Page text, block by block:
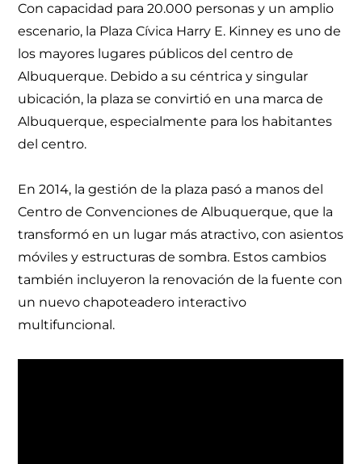
Con capacidad para 20.000 personas y un amplio
escenario, la Plaza Cívica Harry E. Kinney es uno de
los mayores lugares públicos del centro de
Albuquerque. Debido a su céntrica y singular
ubicación, la plaza se convirtió en una marca de
Albuquerque, especialmente para los habitantes
del centro.
En 2014, la gestión de la plaza pasó a manos del
Centro de Convenciones de Albuquerque, que la
transformó en un lugar más atractivo, con asientos
móviles y estructuras de sombra. Estos cambios
también incluyeron la renovación de la fuente con
un nuevo chapoteadero interactivo
multifuncional.